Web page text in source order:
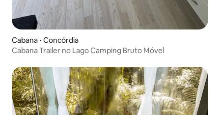
Cabana ⋅ Concórdia
Cabana Trailer no Lago Camping Bruto Móvel